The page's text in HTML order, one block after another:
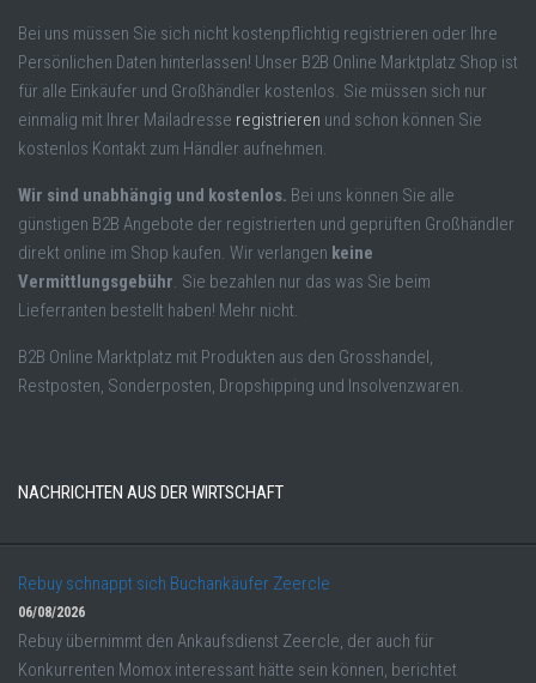
Bei uns müssen Sie sich nicht kostenpflichtig registrieren oder Ihre
Persönlichen Daten hinterlassen! Unser B2B Online Marktplatz Shop ist
für alle Einkäufer und Großhändler kostenlos. Sie müssen sich nur
einmalig mit Ihrer Mailadresse registrieren und schon können Sie
kostenlos Kontakt zum Händler aufnehmen.
Wir sind unabhängig und kostenlos. Bei uns können Sie alle
günstigen B2B Angebote der registrierten und geprüften Großhändler
direkt online im Shop kaufen. Wir verlangen keine
Vermittlungsgebühr. Sie bezahlen nur das was Sie beim
Lieferranten bestellt haben! Mehr nicht.
B2B Online Marktplatz mit Produkten aus den Grosshandel,
Restposten, Sonderposten, Dropshipping und Insolvenzwaren.
NACHRICHTEN AUS DER WIRTSCHAFT
Rebuy schnappt sich Buchankäufer Zeercle
06/08/2026
Rebuy übernimmt den Ankaufsdienst Zeercle, der auch für
Konkurrenten Momox interessant hätte sein können, berichtet